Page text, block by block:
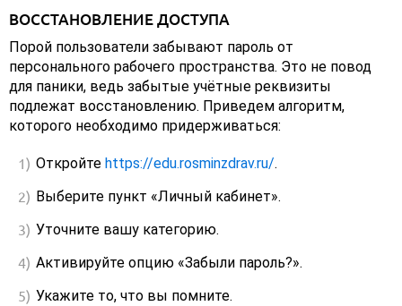
ВОССТАНОВЛЕНИЕ ДОСТУПА
Порой пользователи забывают пароль от
персонального рабочего пространства. Это не повод
для паники, ведь забытые учётные реквизиты
подлежат восстановлению. Приведем алгоритм,
которого необходимо придерживаться:
Откройте https://edu.rosminzdrav.ru/.
Выберите пункт «Личный кабинет».
Уточните вашу категорию.
Активируйте опцию «Забыли пароль?».
Укажите то, что вы помните.